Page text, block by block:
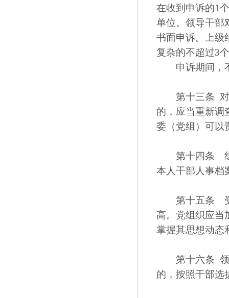
在收到申诉的1
单位。领导干部
书面申诉。上级
复杂的不超过3
申诉期间，不
第十三条 对
的，应当重新调
委（党组）可以
第十四条 组
本人干部人事档
第十五条 受
高。党组织应当
掌握其思想动态
第十六条 领
的，按照干部选